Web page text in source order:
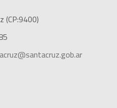
(CP:9400)